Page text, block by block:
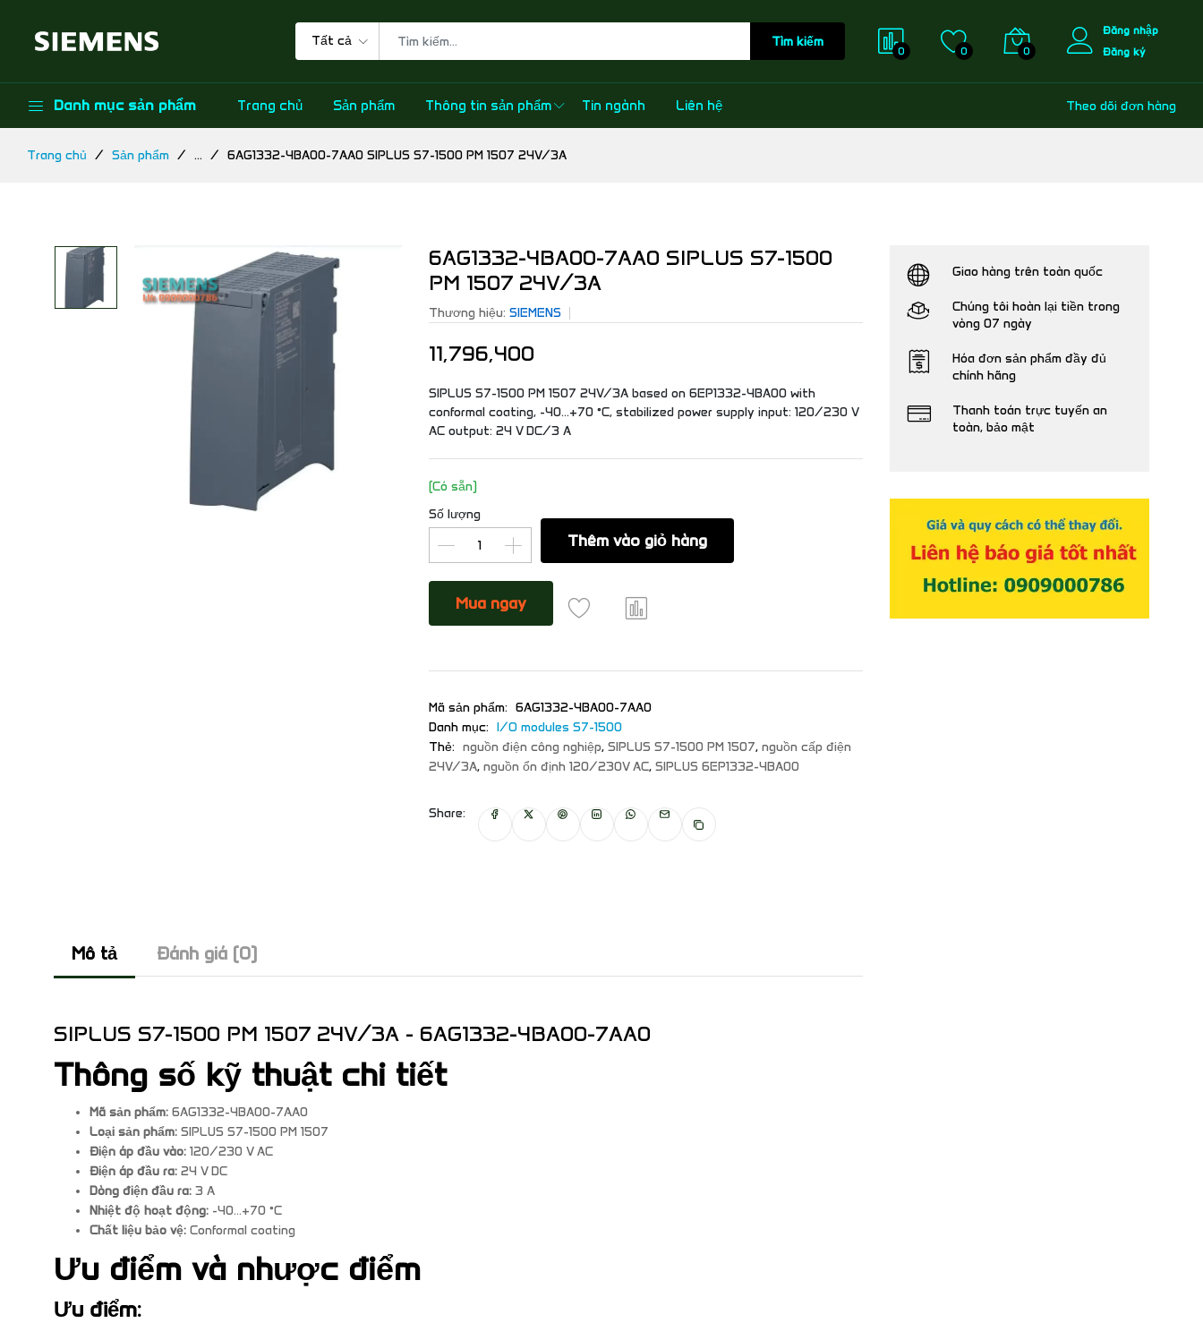
Tất cả Tìm kiếm
0 0 0
Đăng nhập
Đăng ký
Danh mục sản phẩm Trang chủ Sản phẩm Thông tin sản phẩm Tin ngành Liên hệ Theo dõi đơn hàng
Trang chủ Sản phẩm ... 6AG1332-4BA00-7AA0 SIPLUS S7-1500 PM 1507 24V/3A
6AG1332-4BA00-7AA0 SIPLUS S7-1500
PM 1507 24V/3A
Thương hiệu: SIEMENS
11,796,400
SIPLUS S7-1500 PM 1507 24V/3A based on 6EP1332-4BA00 with
conformal coating, -40…+70 °C, stabilized power supply input: 120/230 V
AC output: 24 V DC/3 A
(Có sẵn)
Số lượng
Thêm vào giỏ hàng
Mua ngay
Mã sản phẩm: 6AG1332-4BA00-7AA0
Danh mục: I/O modules S7-1500
Thẻ: nguồn điện công nghiệp, SIPLUS S7-1500 PM 1507, nguồn cấp điện
24V/3A, nguồn ổn định 120/230V AC, SIPLUS 6EP1332-4BA00
Share:
Mô tả Đánh giá (0)
SIPLUS S7-1500 PM 1507 24V/3A - 6AG1332-4BA00-7AA0
Thông số kỹ thuật chi tiết
Mã sản phẩm: 6AG1332-4BA00-7AA0
Loại sản phẩm: SIPLUS S7-1500 PM 1507
Điện áp đầu vào: 120/230 V AC
Điện áp đầu ra: 24 V DC
Dòng điện đầu ra: 3 A
Nhiệt độ hoạt động: -40…+70 °C
Chất liệu bảo vệ: Conformal coating
Ưu điểm và nhược điểm
Ưu điểm:
Giao hàng trên toàn quốc
Chúng tôi hoàn lại tiền trong
vòng 07 ngày
Hóa đơn sản phẩm đầy đủ
chính hãng
Thanh toán trực tuyến an
toàn, bảo mật